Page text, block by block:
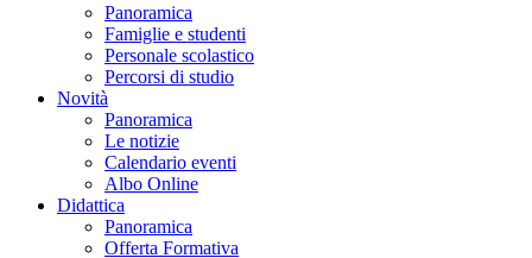
Panoramica
Famiglie e studenti
Personale scolastico
Percorsi di studio
Novità
Panoramica
Le notizie
Calendario eventi
Albo Online
Didattica
Panoramica
Offerta Formativa